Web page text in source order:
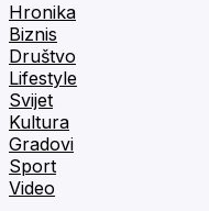
Hronika
Biznis
Društvo
Lifestyle
Svijet
Kultura
Gradovi
Sport
Video